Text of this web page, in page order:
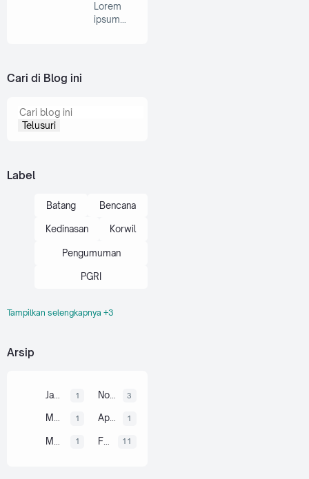
Lorem
ipsum
Cari di Blog ini
Label
Batang Bencana
Kedinasan Korwil
Pengumuman
PGRI
Pranten
Tampilkan selengkapnya +3
Arsip
Januari 2026 1 November 2025 3
Mei 2025 1 April 2025 1
1 Februari 2025 11